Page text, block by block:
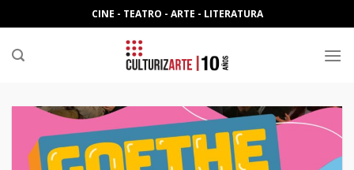
to
content
CINE - TEATRO - ARTE - LITERATURA